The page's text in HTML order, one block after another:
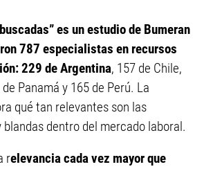
es un estudio de Bumeran
787 especialistas en recursos
229 de Argentina, 157 de Chile,
Panamá y 165 de Perú. La
qué tan relevantes son las
blandas dentro del mercado laboral.
relevancia cada vez mayor que